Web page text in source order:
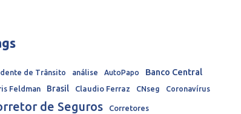
de Trânsito análise AutoPapo Banco Central
Feldman Brasil Claudio Ferraz CNseg Coronavírus
de Seguros Corretores